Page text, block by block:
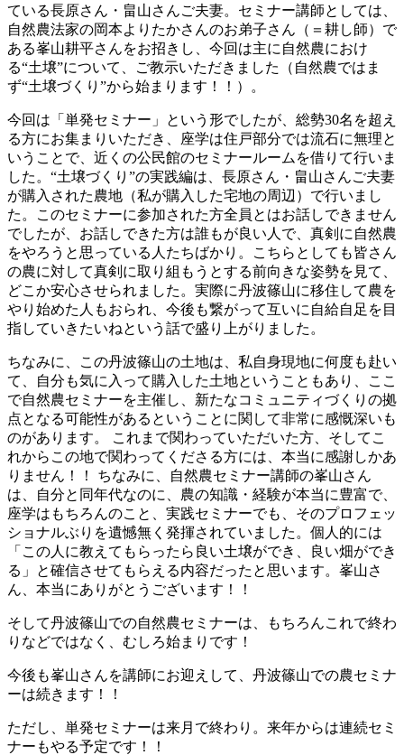
ている長原さん・畠山さんご夫妻。セミナー講師としては、
自然農法家の岡本よりたかさんのお弟子さん（＝耕し師）で
ある峯山耕平さんをお招きし、今回は主に自然農におけ
る“土壌”について、ご教示いただきました（自然農ではま
ず“土壌づくり”から始まります！！）。
今回は「単発セミナー」という形でしたが、総勢30名を超え
る方にお集まりいただき、座学は住戸部分では流石に無理と
いうことで、近くの公民館のセミナールームを借りて行いま
した。“土壌づくり”の実践編は、長原さん・畠山さんご夫妻
が購入された農地（私が購入した宅地の周辺）で行いまし
た。このセミナーに参加された方全員とはお話しできません
でしたが、お話しできた方は誰もが良い人で、真剣に自然農
をやろうと思っている人たちばかり。こちらとしても皆さん
の農に対して真剣に取り組もうとする前向きな姿勢を見て、
どこか安心させられました。 実際に丹波篠山に移住して農を
やり始めた人もおられ、今後も繋がって互いに自給自足を目
指していきたいねという話で盛り上がりました。
ちなみに、この丹波篠山の土地は、私自身現地に何度も赴い
て、自分も気に入って購入した土地ということもあり、ここ
で自然農セミナーを主催し、新たなコミュニティづくりの拠
点となる可能性があるということに関して非常に感慨深いも
のがあります。 これまで関わっていただいた方、そしてこ
れからこの地で関わってくださる方には、本当に感謝しかあ
りません！！ ちなみに、自然農セミナー講師の峯山さん
は、自分と同年代なのに、農の知識・経験が本当に豊富で、
座学はもちろんのこと、実践セミナーでも、そのプロフェッ
ショナルぶりを遺憾無く発揮されていました。個人的には
「この人に教えてもらったら良い土壌ができ、良い畑ができ
る」と確信させてもらえる内容だったと思います。峯山さ
ん、本当にありがとうございます！！
そして丹波篠山での自然農セミナーは、もちろんこれで終わ
りなどではなく、むしろ始まりです！
今後も峯山さんを講師にお迎えして、丹波篠山での農セミナ
ーは続きます！！
ただし、単発セミナーは来月で終わり。来年からは連続セミ
ナーもやる予定です！！